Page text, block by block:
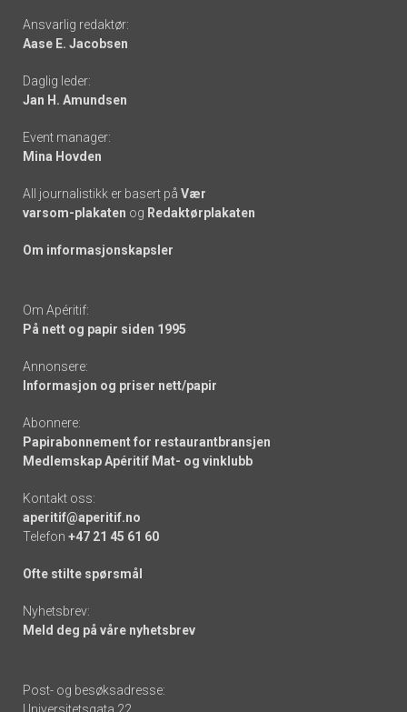
Footer
-
links
Ansvarlig redaktør:
Aase E. Jacobsen
Daglig leder:
Jan H. Amundsen
Event manager:
Mina Hovden
All journalistikk er basert på Vær
varsom-plakaten og Redaktørplakaten
Om informasjonskapsler
Om Apéritif:
På nett og papir siden 1995
Annonsere:
Informasjon og priser nett/papir
Abonnere:
Papirabonnement for restaurantbransjen
Medlemskap Apéritif Mat- og vinklubb
Kontakt oss:
aperitif@aperitif.no
Telefon +47 21 45 61 60
Ofte stilte spørsmål
Nyhetsbrev:
Meld deg på våre nyhetsbrev
Post- og besøksadresse: